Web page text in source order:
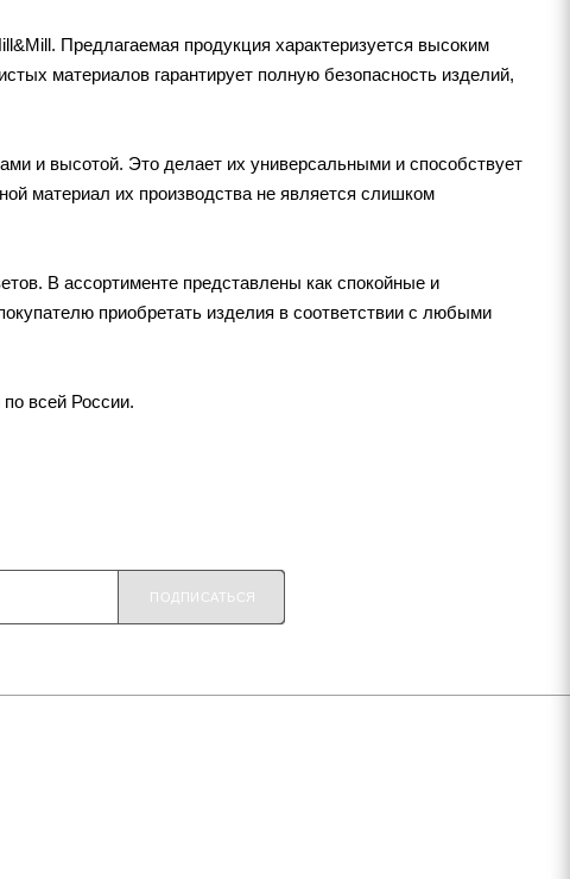
Предлагаемая продукция характеризуется высоким
материалов гарантирует полную безопасность изделий,
и высотой. Это делает их универсальными и способствует
материал их производства не является слишком
В ассортименте представлены как спокойные и
приобретать изделия в соответствии с любыми
всей России.
ПОДПИСАТЬСЯ